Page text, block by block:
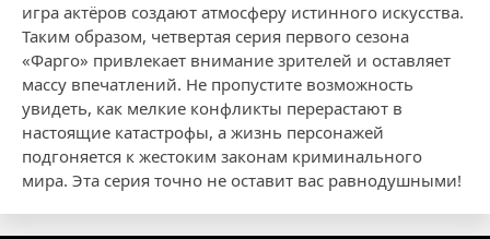
игра актёров создают атмосферу истинного искусства.
Таким образом, четвертая серия первого сезона
«Фарго» привлекает внимание зрителей и оставляет
массу впечатлений. Не пропустите возможность
увидеть, как мелкие конфликты перерастают в
настоящие катастрофы, а жизнь персонажей
подгоняется к жестоким законам криминального
мира. Эта серия точно не оставит вас равнодушными!